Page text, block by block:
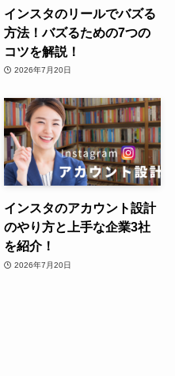
インスタのリールでバズる
方法！バズるための7つの
コツを解説！
2026年7月20日
インスタのアカウント設計
のやり方と上手な企業3社
を紹介！
2026年7月20日